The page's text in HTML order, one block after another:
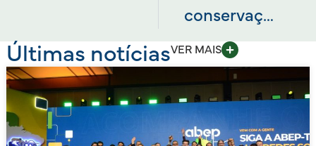
conservação
Últimas notíciasVER MAIS